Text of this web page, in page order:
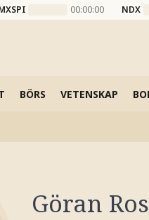
00:00:00 NDX
BÖRS VETENSKAP
Göran